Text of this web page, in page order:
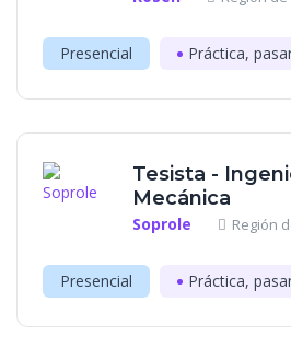
Presencial Práctica,
Tesista -
Mecánica
Soprole Región
Presencial Práctica,